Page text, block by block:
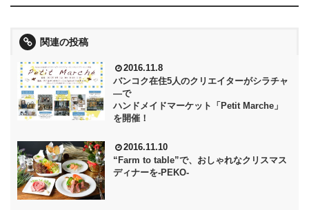
関連の投稿
2016.11.8
バンコク在住5人のクリエイターがシラチャ
―で
ハンドメイドマーケット「Petit Marche」
を開催！
2016.11.10
“Farm to table”で、おしゃれなクリスマス
ディナーを‐PEKO‐